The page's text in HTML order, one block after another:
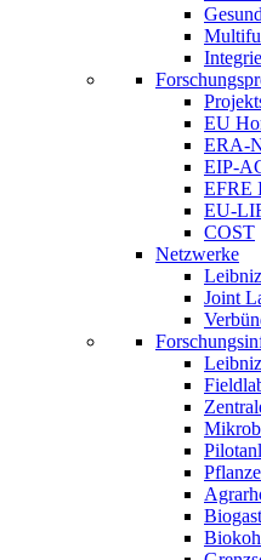
EU
ERA-
EIP-
EFRE
EU-
COST
Netzwerke
Joint